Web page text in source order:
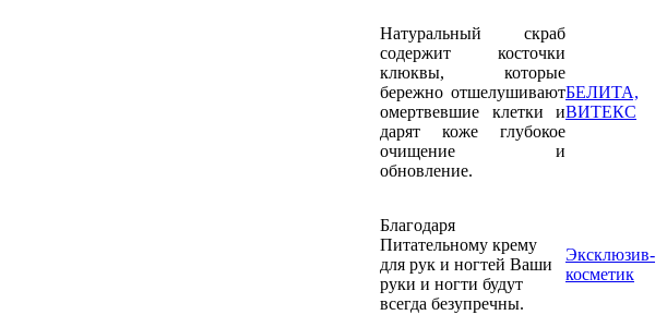
Натуральный скраб
содержит косточки
клюквы, которые
бережно отшелушивают
омертвевшие клетки и
дарят коже глубокое
очищение и
обновление.
БЕЛИТА,
ВИТЕКС
Благодаря
Питательному крему
для рук и ногтей Ваши
руки и ногти будут
всегда безупречны.
Эксклюзив-
косметик